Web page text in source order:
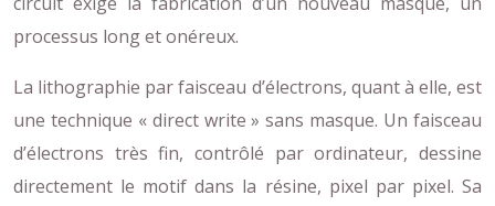
processus long et onéreux.
La lithographie par faisceau d’électrons, quant à elle, est
une technique « direct write » sans masque. Un faisceau
d’électrons très fin, contrôlé par ordinateur, dessine
directement le motif dans la résine, pixel par pixel. Sa